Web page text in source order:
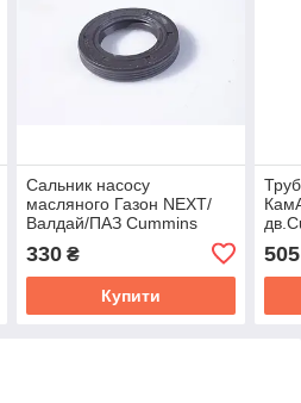
Сальник насосу
масляного Газон NEXT/
Валдай/ПАЗ Cummins
ISF3.8 Cummins 4938765
330₴
Купити
505